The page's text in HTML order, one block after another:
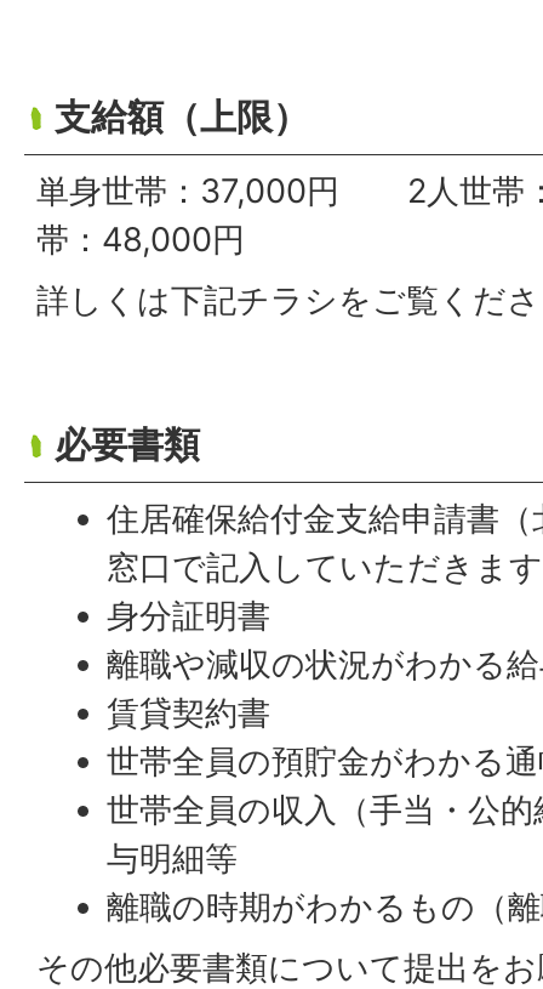
支給額（上限）
単身世帯：37,000円 2人世
帯：48,000円
詳しくは下記チラシをご覧くだ
必要書類
住居確保給付金支給申請書
窓口で記入していただきま
身分証明書
離職や減収の状況がわかる
賃貸契約書
世帯全員の預貯金がわかる
世帯全員の収入（手当・公
与明細等
離職の時期がわかるもの（
その他必要書類について提出を